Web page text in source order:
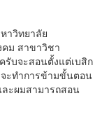
าวิทยาลัย
ม สาขาวิชา
รับจะสอนตั้งแต่เบสิก
ะทำการข้ามขั้นตอน
ละผมสามารถสอน